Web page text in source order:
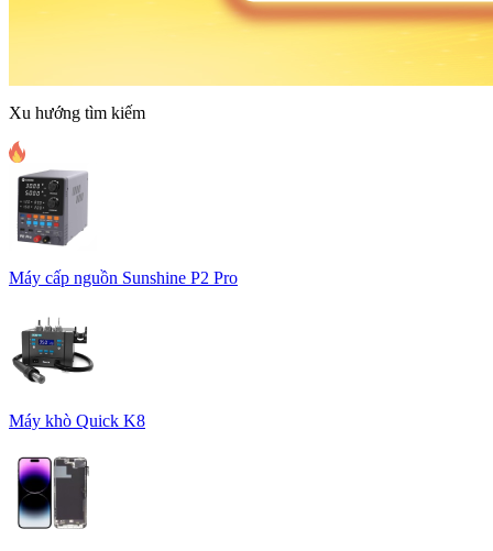
Xu hướng tìm kiếm
Máy cấp nguồn Sunshine P2 Pro
Máy khò Quick K8